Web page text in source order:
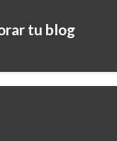
tu blog